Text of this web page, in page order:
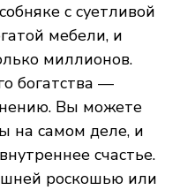
с суетливой
мебели, и
миллионов.
богатства —
Вы можете
на самом деле, и
счастье.
роскошью или